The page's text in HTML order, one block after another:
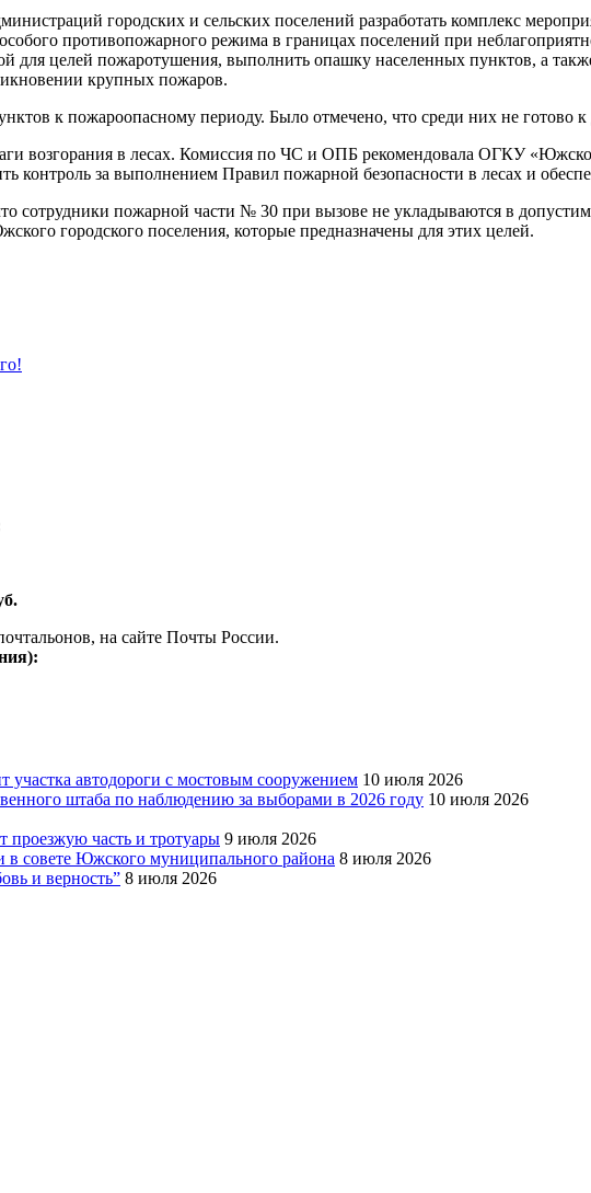
городских и сельских поселений разработать комплекс
противопожарного режима в границах поселений при
для целей пожаротушения, выполнить опашку населенных пунктов, а
крупных пожаров.
к пожароопасному периоду. Было отмечено, что среди них не готово
возгорания в лесах. Комиссия по ЧС и ОПБ рекомендовала ОГКУ
контроль за выполнением Правил пожарной безопасности в лесах и
пожарной части № 30 при вызове не укладываются в
городского поселения, которые предназначены для этих целей.
на сайте Почты России.
автодороги с мостовым сооружением 10 июля 2026
штаба по наблюдению за выборами в 2026 году 10 июля 2026
часть и тротуары 9 июля 2026
в совете Южского муниципального района 8 июля 2026
и верность” 8 июля 2026